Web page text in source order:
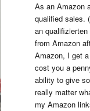
As an Amazon
qualified sales.
an
from Amazon
Amazon, I get
cost you a
ability to give
really matter
my Amazon